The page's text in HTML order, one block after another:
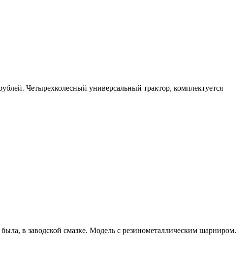
Четырехколесный универсальный трактор, комплектуется
в заводской смазке. Модель с резинометаллическим шарниром.